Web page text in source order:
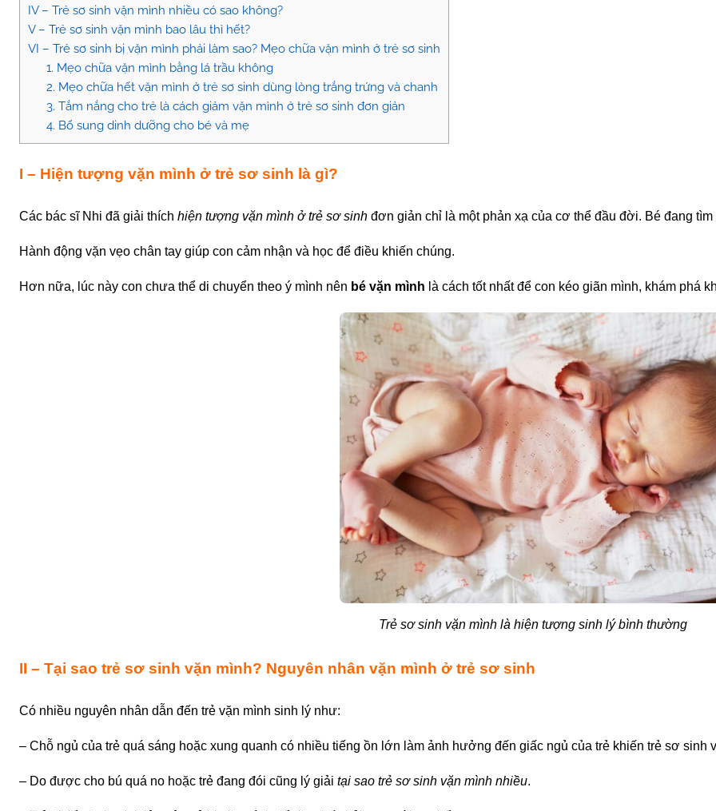
IV – Trẻ sơ sinh vặn mình nhiều có sao không?
V – Trẻ sơ sinh vặn mình bao lâu thì hết?
VI – Trẻ sơ sinh bị vặn mình phải làm sao? Mẹo chữa vặn mình ở trẻ sơ sinh
1. Mẹo chữa vặn mình bằng lá trầu không
2. Mẹo chữa hết vặn mình ở trẻ sơ sinh dùng lòng trắng trứng và chanh
3. Tắm nắng cho trẻ là cách giảm vặn mình ở trẻ sơ sinh đơn giản
4. Bổ sung dinh dưỡng cho bé và mẹ
I – Hiện tượng vặn mình ở trẻ sơ sinh là gì?
Các bác sĩ Nhi đã giải thích hiện tượng vặn mình ở trẻ sơ sinh đơn giản chỉ là một phản xạ của cơ thể đầu đời. Bé đang
Hành động vặn vẹo chân tay giúp con cảm nhận và học để điều khiến chúng.
Hơn nữa, lúc này con chưa thể di chuyển theo ý mình nên bé vặn mình là cách tốt nhất để con kéo giãn mình, khám phá
Trẻ sơ sinh vặn mình là hiện tượng sinh lý bình thường
II – Tại sao trẻ sơ sinh vặn mình? Nguyên nhân vặn mình ở trẻ sơ sinh
Có nhiều nguyên nhân dẫn đến trẻ vặn mình sinh lý như:
– Chỗ ngủ của trẻ quá sáng hoặc xung quanh có nhiều tiếng ồn lớn làm ảnh hưởng đến giấc ngủ của trẻ khiến trẻ sơ sinh
– Do được cho bú quá no hoặc trẻ đang đói cũng lý giải tại sao trẻ sơ sinh vặn mình nhiều.